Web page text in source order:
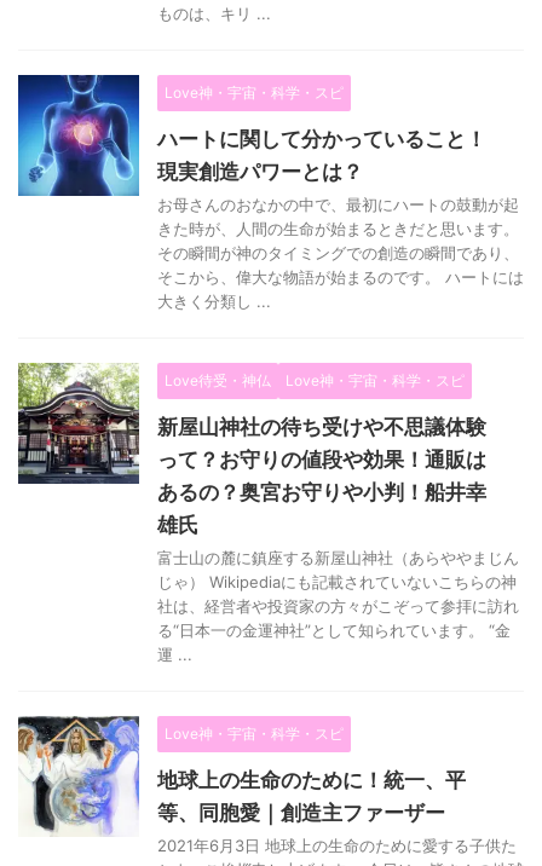
ものは、キリ ...
Love神・宇宙・科学・スピ
ハートに関して分かっていること！
現実創造パワーとは？
お母さんのおなかの中で、最初にハートの鼓動が起
きた時が、人間の生命が始まるときだと思います。
その瞬間が神のタイミングでの創造の瞬間であり、
そこから、偉大な物語が始まるのです。 ハートには
大きく分類し ...
Love待受・神仏 Love神・宇宙・科学・スピ
新屋山神社の待ち受けや不思議体験
って？お守りの値段や効果！通販は
あるの？奥宮お守りや小判！船井幸
雄氏
富士山の麓に鎮座する新屋山神社（あらややまじん
じゃ） Wikipediaにも記載されていないこちらの神
社は、経営者や投資家の方々がこぞって参拝に訪れ
る“日本一の金運神社”として知られています。 “金
運 ...
Love神・宇宙・科学・スピ
地球上の生命のために！統一、平
等、同胞愛｜創造主ファーザー
2021年6月3日 地球上の生命のために愛する子供た